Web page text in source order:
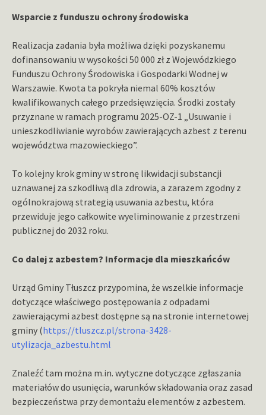
Wsparcie z funduszu ochrony środowiska
Realizacja zadania była możliwa dzięki pozyskanemu
dofinansowaniu w wysokości 50 000 zł z Wojewódzkiego
Funduszu Ochrony Środowiska i Gospodarki Wodnej w
Warszawie. Kwota ta pokryła niemal 60% kosztów
kwalifikowanych całego przedsięwzięcia. Środki zostały
przyznane w ramach programu 2025-OZ-1 „Usuwanie i
unieszkodliwianie wyrobów zawierających azbest z terenu
województwa mazowieckiego”.
To kolejny krok gminy w stronę likwidacji substancji
uznawanej za szkodliwą dla zdrowia, a zarazem zgodny z
ogólnokrajową strategią usuwania azbestu, która
przewiduje jego całkowite wyeliminowanie z przestrzeni
publicznej do 2032 roku.
Co dalej z azbestem? Informacje dla mieszkańców
Urząd Gminy Tłuszcz przypomina, że wszelkie informacje
dotyczące właściwego postępowania z odpadami
zawierającymi azbest dostępne są na stronie internetowej
gminy (https://tluszcz.pl/strona-3428-
utylizacja_azbestu.html
Znaleźć tam można m.in. wytyczne dotyczące zgłaszania
materiałów do usunięcia, warunków składowania oraz zasad
bezpieczeństwa przy demontażu elementów z azbestem.